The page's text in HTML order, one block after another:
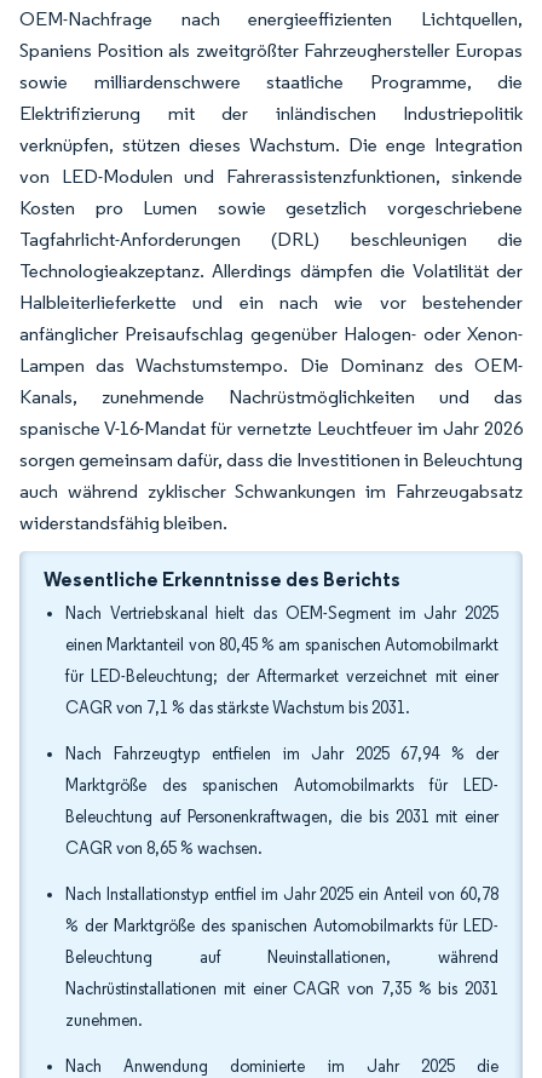
OEM-Nachfrage nach energieeffizienten Lichtquellen,
Spaniens Position als zweitgrößter Fahrzeughersteller Europas
sowie milliardenschwere staatliche Programme, die
Elektrifizierung mit der inländischen Industriepolitik
verknüpfen, stützen dieses Wachstum. Die enge Integration
von LED-Modulen und Fahrerassistenzfunktionen, sinkende
Kosten pro Lumen sowie gesetzlich vorgeschriebene
Tagfahrlicht-Anforderungen (DRL) beschleunigen die
Technologieakzeptanz. Allerdings dämpfen die Volatilität der
Halbleiterlieferkette und ein nach wie vor bestehender
anfänglicher Preisaufschlag gegenüber Halogen- oder Xenon-
Lampen das Wachstumstempo. Die Dominanz des OEM-
Kanals, zunehmende Nachrüstmöglichkeiten und das
spanische V-16-Mandat für vernetzte Leuchtfeuer im Jahr 2026
sorgen gemeinsam dafür, dass die Investitionen in Beleuchtung
auch während zyklischer Schwankungen im Fahrzeugabsatz
widerstandsfähig bleiben.
Wesentliche Erkenntnisse des Berichts
Nach Vertriebskanal hielt das OEM-Segment im Jahr 2025
einen Marktanteil von 80,45 % am spanischen Automobilmarkt
für LED-Beleuchtung; der Aftermarket verzeichnet mit einer
CAGR von 7,1 % das stärkste Wachstum bis 2031.
Nach Fahrzeugtyp entfielen im Jahr 2025 67,94 % der
Marktgröße des spanischen Automobilmarkts für LED-
Beleuchtung auf Personenkraftwagen, die bis 2031 mit einer
CAGR von 8,65 % wachsen.
Nach Installationstyp entfiel im Jahr 2025 ein Anteil von 60,78
% der Marktgröße des spanischen Automobilmarkts für LED-
Beleuchtung auf Neuinstallationen, während
Nachrüstinstallationen mit einer CAGR von 7,35 % bis 2031
zunehmen.
Nach Anwendung dominierte im Jahr 2025 die